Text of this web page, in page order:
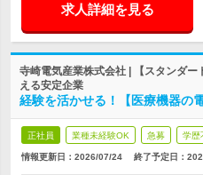
求人詳細を見る
寺崎電気産業株式会社 | 【スタンダ
える安定企業
経験を活かせる！【医療機器の
正社員 業種未経験OK 急募 学歴
情報更新日：2026/07/24 終了予定日：